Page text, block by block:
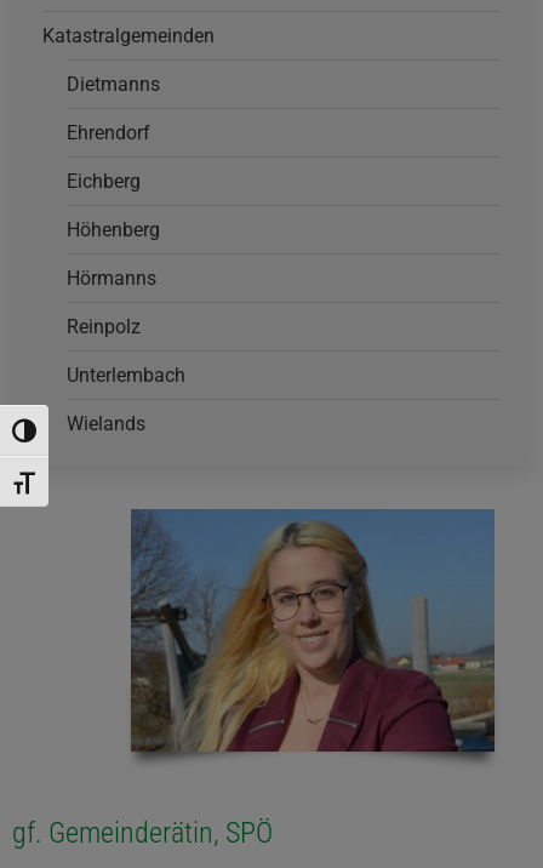
Umschalten auf hohe Kontraste
Schrift vergrößern
Katastralgemeinden
Dietmanns
Ehrendorf
Eichberg
Höhenberg
Hörmanns
Reinpolz
Unterlembach
Wielands
gf. Gemeinderätin, SPÖ